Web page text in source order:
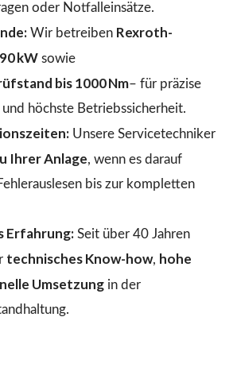
oder Notfalleinsätze.
Wir betreiben Rexroth-
kW sowie
bis 1000 Nm– für präzise
und höchste Betriebssicherheit.
Unsere Servicetechniker
Ihrer Anlage, wenn es darauf
bis zur kompletten
Erfahrung:Seit über 40 Jahren
technisches Know-how, hohe
Umsetzung in der